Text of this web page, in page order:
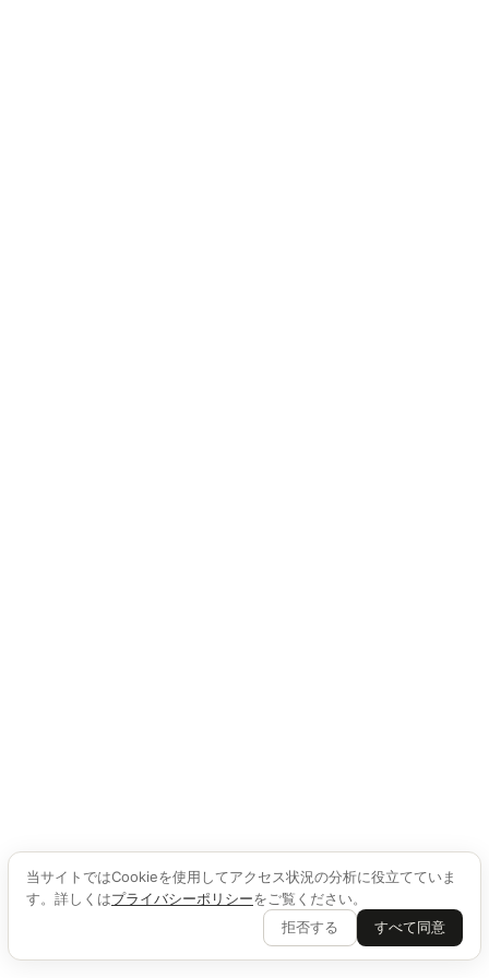
当サイトではCookieを使用してアクセス状況の分析に役立てていま
す。詳しくはプライバシーポリシーをご覧ください。
拒否する
すべて同意